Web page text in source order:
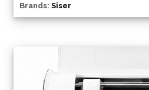
Brands: Siser